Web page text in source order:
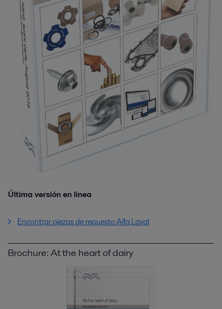
Última versión en línea
Encontrar piezas de repuesto Alfa Laval
Brochure: At the heart of dairy